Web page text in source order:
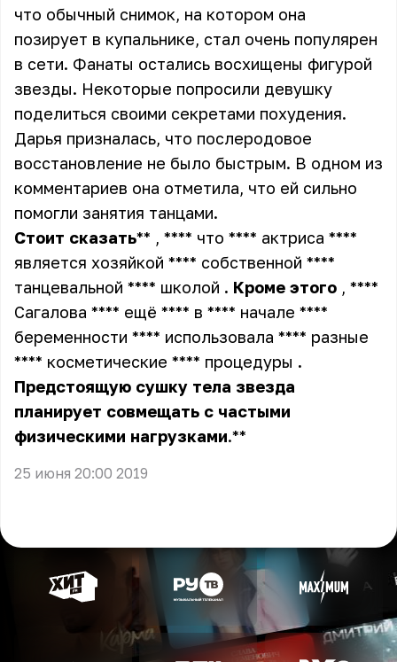
что обычный снимок, на котором она
позирует в купальнике, стал очень популярен
в сети. Фанаты остались восхищены фигурой
звезды. Некоторые попросили девушку
поделиться своими секретами похудения.
Дарья призналась, что послеродовое
восстановление не было быстрым. В одном из
комментариев она отметила, что ей сильно
помогли занятия танцами.
Стоит сказать** , **** что **** актриса ****
является хозяйкой **** собственной ****
танцевальной **** школой . Кроме этого , ****
Сагалова **** ещё **** в **** начале ****
беременности **** использовала **** разные
**** косметические **** процедуры .
Предстоящую сушку тела звезда
планирует совмещать с частыми
физическими нагрузками.**
25 июня 20:00 2019